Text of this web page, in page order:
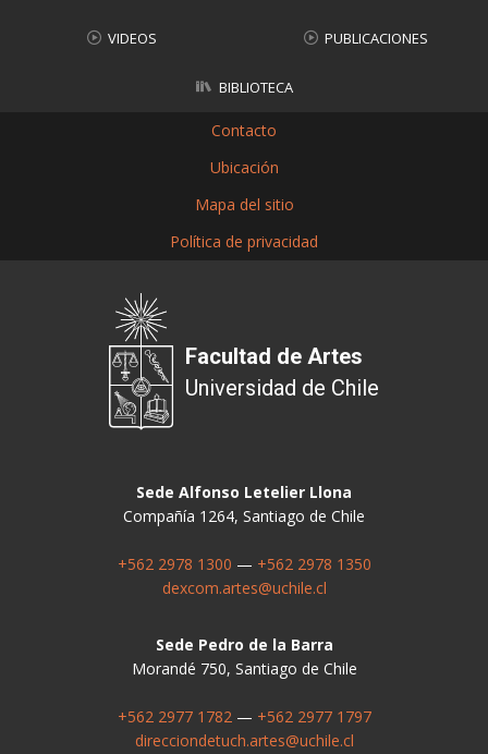
VIDEOS PUBLICACIONES
BIBLIOTECA
Contacto
Ubicación
Mapa del sitio
Política de privacidad
Facultad de Artes
Universidad de Chile
Sede Alfonso Letelier Llona
Compañía 1264, Santiago de Chile
+562 2978 1300 — +562 2978 1350
dexcom.artes@uchile.cl
Sede Pedro de la Barra
Morandé 750, Santiago de Chile
+562 2977 1782— +562 2977 1797
direcciondetuch.artes@uchile.cl